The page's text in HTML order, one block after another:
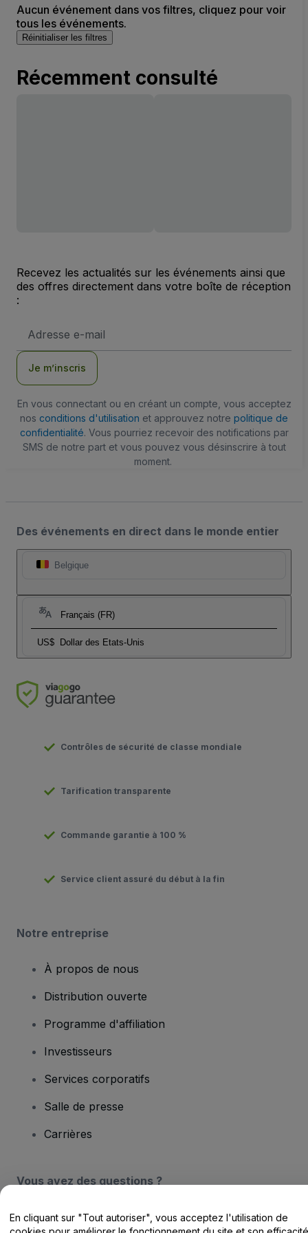
Aucun événement dans vos filtres, cliquez pour voir
tous les événements.
Réinitialiser les filtres
Récemment consulté
Recevez les actualités sur les événements ainsi que
des offres directement dans votre boîte de réception
:
e-
Je m’inscris
En vous connectant ou en créant un compte, vous acceptez
nos conditions d'utilisation et approuvez notre politique de
confidentialité. Vous pourriez recevoir des notifications par
SMS de notre part et vous pouvez vous désinscrire à tout
moment.
Des événements en direct dans le monde entier
Belgique
Français (FR)
US$ Dollar des Etats-Unis
Contrôles de sécurité de classe mondiale
Tarification transparente
Commande garantie à 100 %
Service client assuré du début à la fin
Notre entreprise
À propos de nous
Distribution ouverte
Programme d'affiliation
Investisseurs
Services corporatifs
Salle de presse
Carrières
Vous avez des questions ?
Centre d'assistance / Nous contacter
En cliquant sur "Tout autoriser", vous acceptez l'utilisation de